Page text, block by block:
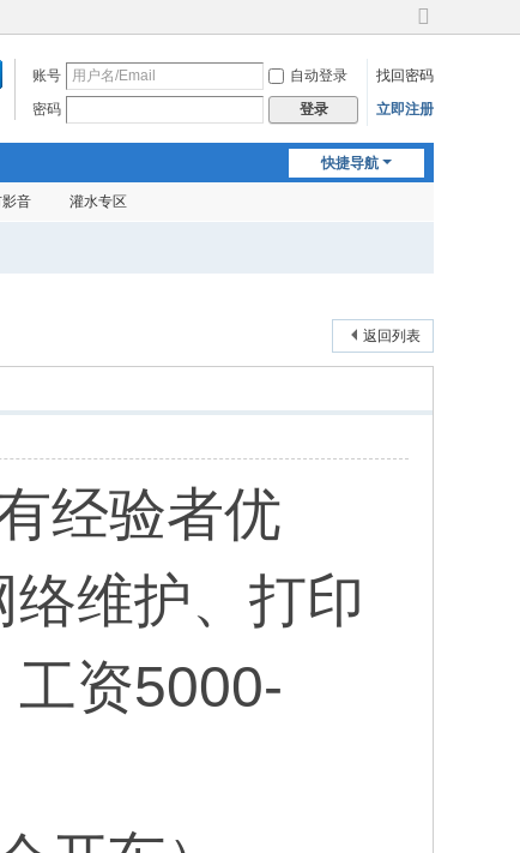
切
到
宽
账号 自动登录
找回密码
密码
登录 立即注册
快捷导航
音 灌水专区
返回列表
经验者优
维护、打印
工资5000-